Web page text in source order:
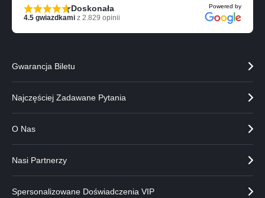
g
o
p
t
n
a
o
p
a
e
r
a
Doskonała
4.5 gwiazdkami z 2.829 opinii
Powered by
Gwarancja Biletu
Najczęściej Zadawane Pytania
O Nas
Nasi Partnerzy
Spersonalizowane Doświadczenia VIP